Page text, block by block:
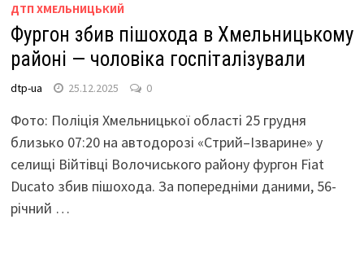
ДТП ХМЕЛЬНИЦЬКИЙ
Фургон збив пішохода в Хмельницькому
районі — чоловіка госпіталізували
dtp-ua 25.12.2025 0
Фото: Поліція Хмельницької області 25 грудня
близько 07:20 на автодорозі «Стрий–Ізварине» у
селищі Війтівці Волочиського району фургон Fiat
Ducato збив пішохода. За попередніми даними, 56-
річний …